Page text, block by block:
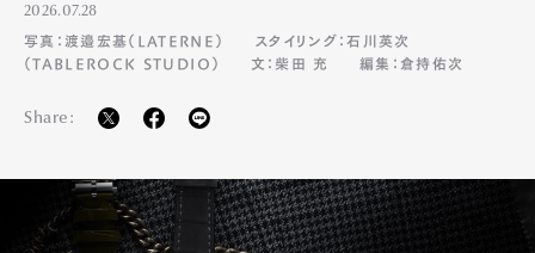
2026.07.28
写真：渡邉宏基（LATERNE）
スタイリング：石川英次
（TABLEROCK STUDIO）
文：柴田 充 編集：倉持佑次
Share: